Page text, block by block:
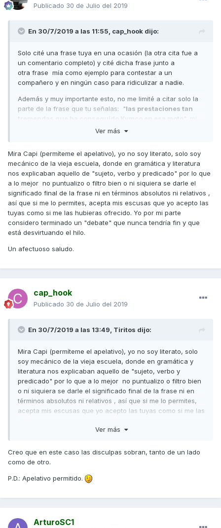
Publicado 30 de Julio del 2019
En 30/7/2019 a las 11:55, cap_hook dijo:
Solo cité una frase tuya en una ocasión (la otra cita fue a
un comentario completo) y cité dicha frase junto a
otra frase mía como ejemplo para contestar a un
compañero y en ningún caso para ridiculizar a nadie.
Además y muy importante esto, no me limité a citar solo la
parte de la frase que tu señalas: "las prestaciones tan
tremendas que ha conseguido Kymco en esa moto
", mi
cita completa y que cambia por completo el sentido de la
prestaciones tan
tremendas
en esa moto"
En lo que a mi se refiere, el que hayas usado el
calificativo de"tremendas"en referencia a las
prestaciones de la AK 550 es lo de menos, algo
meramente anecdótico y además es que son innegables
las estupendas prestaciones de la moto. Lo importante
es el fondo o significado de la frase en sí, donde vienes
marcas y modelos con menos prestaciones, sin
Espero haber aclarado mi punto de vista en este tema y
nadie, ni a nada.
que poco o nada tiene que ver con lo que dijiste
inicialmente y con lo que se trata. Tu hiciste una
afirmación respecto a las prestaciones de la AK 550 en
términos absolutos, ahora puntualizas y "filtras" por tipo
de scooter y cilindrada.., pues vale, es verdad que no
existe una scooter que no tenga mayor cilindrada y que
una scooter que no tenga mayor cilindrada y que supere
existe una scooter que no tenga mayor cilindrada y que
supere en prestaciones a la T-Max.... ¿y.......?, porque
de las prestaciones, podemos tirarnos el tiempo que
opiniones y demás, pues cada cual a su aire, como
Ver más
Mira Capi (permíteme el apelativo), yo no soy literato, solo soy
mecánico de la vieja escuela, donde en gramática y literatura
nos explicaban aquello de "sujeto, verbo y predicado" por lo que
a lo mejor no puntualizo o filtro bien o ni siquiera se darle el
significado final de la frase ni en términos absolutos ni relativos ,
así que si me lo permites, acepta mis escusas que yo acepto las
tuyas como si me las hubieras ofrecido. Yo por mi parte
considero terminado un "debate" que nunca tendría fin y que
está desvirtuando el hilo.
Un afectuoso saludo.
cap_hook
Publicado 30 de Julio del 2019
En 30/7/2019 a las 13:49, Tiritos dijo:
Mira Capi (permíteme el apelativo), yo no soy literato, solo
soy mecánico de la vieja escuela, donde en gramática y
literatura nos explicaban aquello de "sujeto, verbo y
predicado" por lo que a lo mejor no puntualizo o filtro bien
o ni siquiera se darle el significado final de la frase ni en
términos absolutos ni relativos , así que si me lo permites,
acepta mis escusas que yo acepto las tuyas como si me las
"debate" que nunca tendría fin y que está desvirtuando el
Un afectuoso saludo.
Ver más
Creo que en este caso las disculpas sobran, tanto de un lado
como de otro.
P.D.: Apelativo permitido.
ArturoSC1